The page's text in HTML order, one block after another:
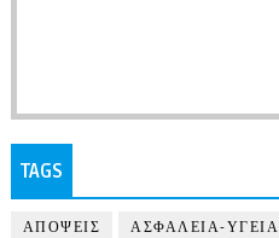
TAGS
ΑΠΟΨΕΙΣ ΑΣΦΑΛΕΙΑ-ΥΓΕΙΑ